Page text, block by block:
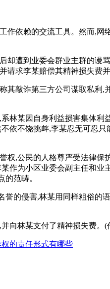
作依赖的交流工具。然而,
却遭到业委会群业主群的谩
请求李某赔偿其精神损失费并
其敲诈第三方公司谋取私利
林某因自身利益损害集体
依不饶挑衅,李某忍无可忍
权,公民的人格尊严受法律
作为小区业委会副主任和
的范畴。
誉的侵害,林某用同样粗俗的
向林某支付了精神损失费。(
的责任形式有哪些